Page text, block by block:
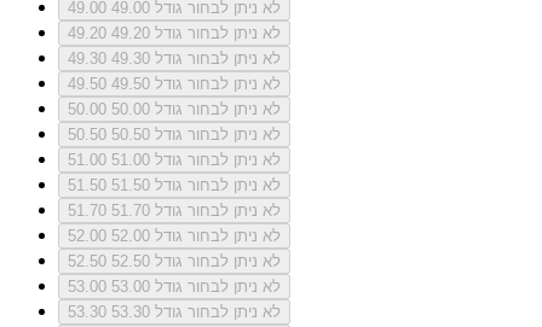
49.00
לא ניתן לבחור גודל 49.00
49.20
לא ניתן לבחור גודל 49.20
49.30
לא ניתן לבחור גודל 49.30
49.50
לא ניתן לבחור גודל 49.50
50.00
לא ניתן לבחור גודל 50.00
50.50
לא ניתן לבחור גודל 50.50
51.00
לא ניתן לבחור גודל 51.00
51.50
לא ניתן לבחור גודל 51.50
51.70
לא ניתן לבחור גודל 51.70
52.00
לא ניתן לבחור גודל 52.00
52.50
לא ניתן לבחור גודל 52.50
53.00
לא ניתן לבחור גודל 53.00
53.30
לא ניתן לבחור גודל 53.30